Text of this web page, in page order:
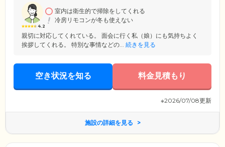
担の少ないトレーニングマシンもご用意しており、「無理なく体を鍛え
られる」と、ご入居のみなさまに喜ばれています。
4.2
室内は衛生的で掃除をしてくれる
冷房リモコンが冬も使えない
親切に対応してくれている。 面会に行く私（娘）にも気持ちよく
挨拶してくれる。 特別な事情などの... 続きを見る
空き状況を知る 料金見積もり
※2026/07/08更新
施設の詳細を見る